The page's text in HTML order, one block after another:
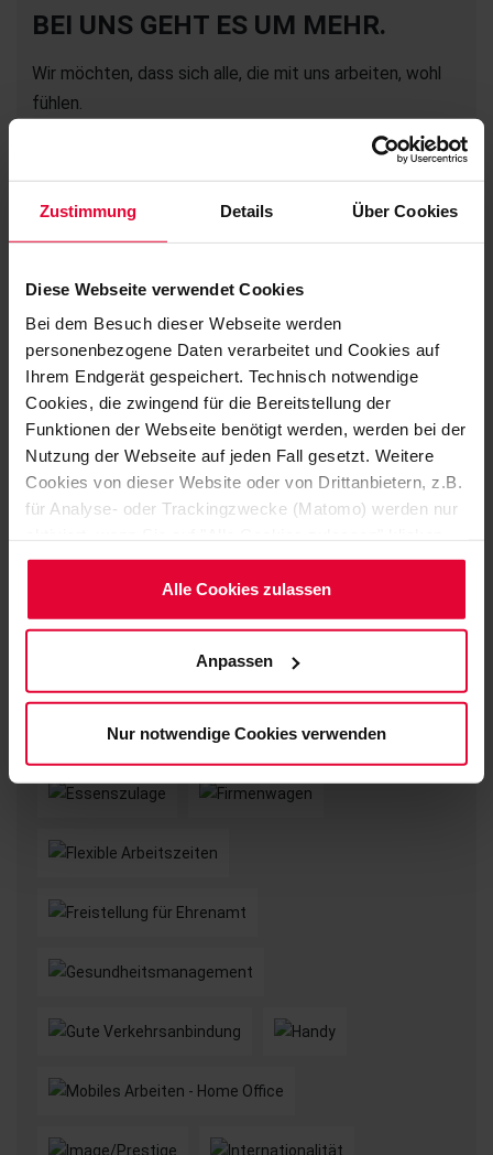
Zustimmung Details Über Cookies
Diese Webseite verwendet Cookies
Bei dem Besuch dieser Webseite werden
personenbezogene Daten verarbeitet und Cookies auf
Ihrem Endgerät gespeichert. Technisch notwendige
Cookies, die zwingend für die Bereitstellung der
Funktionen der Webseite benötigt werden, werden bei der
Nutzung der Webseite auf jeden Fall gesetzt. Weitere
Cookies von dieser Website oder von Drittanbietern, z.B.
für Analyse- oder Trackingzwecke (Matomo) werden nur
Möchten Sie dies nicht, klicken Sie bitte auf "Nur
notwendige Cookies verwenden". Mehr dazu
(einschließlich der Möglichkeit, die Einwilligungserklärung
Cookie-Hinweis(Link im Fuß der Website)
bzw. derDatenschutzerklärung.
Alle Cookies zulassen
Anpassen
Nur notwendige Cookies verwenden
BEI UNS GEHT ES UM MEHR.
Wir möchten, dass sich alle, die mit uns arbeiten, wohl
fühlen.
Deshalb bieten wir nicht nur spannende Tätigkeiten in
einem internationalen Unternehmen, sondern auch
zahlreiche zusätzliche Benefits. Im Gespräch
informieren wir gerne persönlich, auf was sich neue